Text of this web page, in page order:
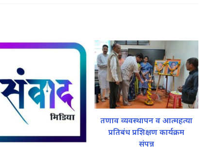
तणाव व्यवस्थापन व आत्महत्या
प्रतिबंध प्रशिक्षण कार्यक्रम
संपन्न